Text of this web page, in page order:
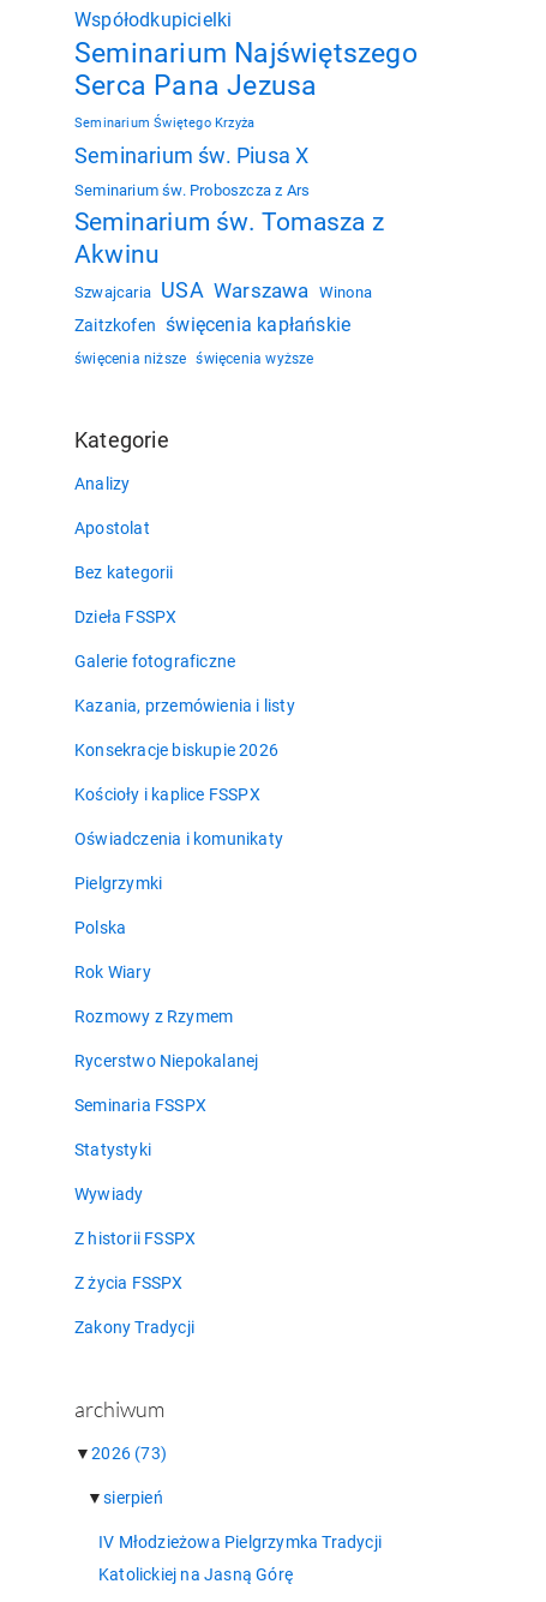
Współodkupicielki
Seminarium Najświętszego
Serca Pana Jezusa
Seminarium Świętego Krzyża
Seminarium św. Piusa X
Seminarium św. Proboszcza z Ars
Seminarium św. Tomasza z
Akwinu
Szwajcaria USA Warszawa Winona
Zaitzkofen święcenia kapłańskie
święcenia niższe święcenia wyższe
Kategorie
Analizy
Apostolat
Bez kategorii
Dzieła FSSPX
Galerie fotograficzne
Kazania, przemówienia i listy
Konsekracje biskupie 2026
Kościoły i kaplice FSSPX
Oświadczenia i komunikaty
Pielgrzymki
Polska
Rok Wiary
Rozmowy z Rzymem
Rycerstwo Niepokalanej
Seminaria FSSPX
Statystyki
Wywiady
Z historii FSSPX
Z życia FSSPX
Zakony Tradycji
archiwum
▼2026 (73)
▼sierpień
IV Młodzieżowa Pielgrzymka Tradycji
Katolickiej na Jasną Górę